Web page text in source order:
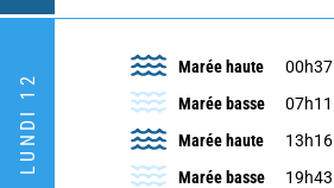
LUNDI 12
Marée haute 00h37
Marée basse
07h11
Marée haute 13h16
Marée basse
19h43